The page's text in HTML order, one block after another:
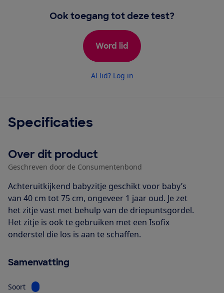
Ook toegang tot deze test?
Word lid
Al lid? Log in
Specificaties
Over dit product
Geschreven door de Consumentenbond
Achteruitkijkend babyzitje geschikt voor baby’s
van 40 cm tot 75 cm, ongeveer 1 jaar oud. Je zet
het zitje vast met behulp van de driepuntsgordel.
Het zitje is ook te gebruiken met een Isofix
onderstel die los is aan te schaffen.
Samenvatting
Soort
Bekijk informatie voor Soort